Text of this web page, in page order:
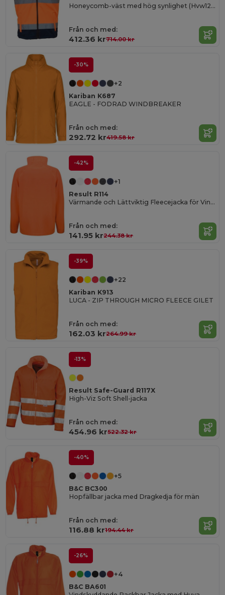
Honeycomb-väst med hög synlighet (Hvw120)
Från och med:
412.36 kr714.00 kr
-30%
+2
Kariban K687
EAGLE - FODRAD WINDBREAKER
Från och med:
292.72 kr419.58 kr
-42%
+1
Result R114
Värmande och Lättviktig Fleecejacka för Vinter
Från och med:
141.95 kr244.38 kr
-39%
+22
Kariban K913
LUCA - ZIP THROUGH MICRO FLEECE GILET
Från och med:
162.03 kr264.99 kr
-13%
Result Safe-Guard R117X
High-Viz Soft Shell-jacka
Från och med:
454.96 kr522.32 kr
-40%
+5
B&C BC300
Hopfällbar jacka med Dragkedja för män
Från och med:
116.88 kr194.44 kr
-26%
+4
B&C BA601